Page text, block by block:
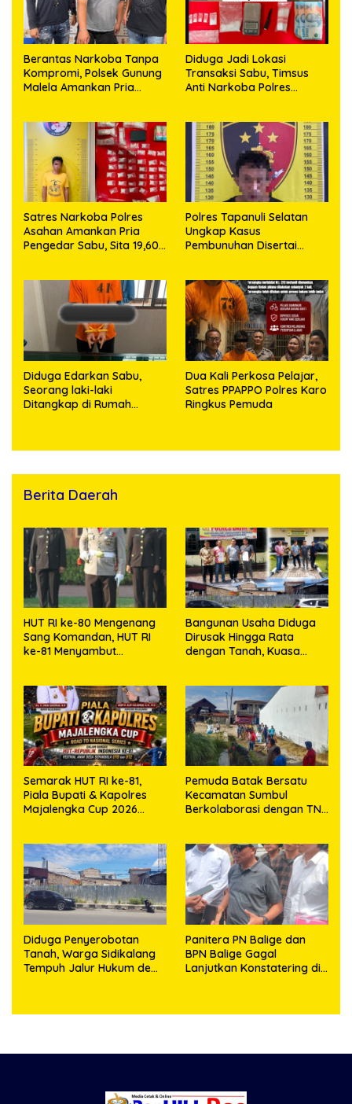
Berantas Narkoba Tanpa
Kompromi, Polsek Gunung
Malela Amankan Pria
Diduga Jadi Lokasi
Transaksi Sabu, Timsus
Anti Narkoba Polres
63,67 Gram Sabu
Satres Narkoba Polres
Asahan Amankan Pria
Pengedar Sabu, Sita 19,60
Polres Tapanuli Selatan
Ungkap Kasus
Pembunuhan Disertai
Ditangkap
Diduga Edarkan Sabu,
Seorang laki-laki
Ditangkap di Rumah
Dua Kali Perkosa Pelajar,
Satres PPAPPO Polres Karo
Ringkus Pemuda
Berita Daerah
HUT RI ke-80 Mengenang
Sang Komandan, HUT RI
ke-81 Menyambut
Bangunan Usaha Diduga
Dirusak Hingga Rata
dengan Tanah, Kuasa
Tempuh Jalur Hukum
Semarak HUT RI ke-81,
Piala Bupati & Kapolres
Majalengka Cup 2026
Pemuda Batak Bersatu
Kecamatan Sumbul
Berkolaborasi dengan TNI
023/KS dan HUT Ke-81
Kemerdekaan RI
Diduga Penyerobotan
Tanah, Warga Sidikalang
Tempuh Jalur Hukum demi
Panitera PN Balige dan
BPN Balige Gagal
Lanjutkan Konstatering di